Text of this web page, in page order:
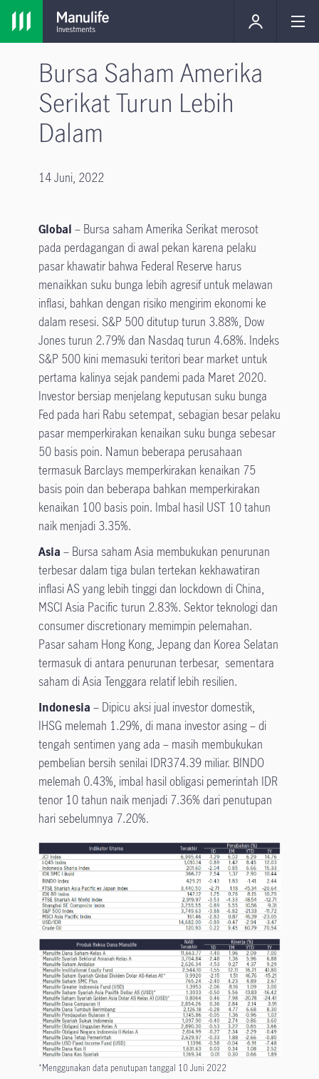
Bursa Saham Amerika
Serikat Turun Lebih
Dalam
14 Juni, 2022
Global – Bursa saham Amerika Serikat merosot
pada perdagangan di awal pekan karena pelaku
pasar khawatir bahwa Federal Reserve harus
menaikkan suku bunga lebih agresif untuk melawan
inflasi, bahkan dengan risiko mengirim ekonomi ke
dalam resesi. S&P 500 ditutup turun 3.88%, Dow
Jones turun 2.79% dan Nasdaq turun 4.68%. Indeks
S&P 500 kini memasuki teritori bear market untuk
pertama kalinya sejak pandemi pada Maret 2020.
Investor bersiap menjelang keputusan suku bunga
Fed pada hari Rabu setempat, sebagian besar pelaku
pasar memperkirakan kenaikan suku bunga sebesar
50 basis poin. Namun beberapa perusahaan
termasuk Barclays memperkirakan kenaikan 75
basis poin dan beberapa bahkan memperkirakan
kenaikan 100 basis poin. Imbal hasil UST 10 tahun
naik menjadi 3.35%.
Asia – Bursa saham Asia membukukan penurunan
terbesar dalam tiga bulan tertekan kekhawatiran
inflasi AS yang lebih tinggi dan lockdown di China,
MSCI Asia Pacific turun 2.83%. Sektor teknologi dan
consumer discretionary memimpin pelemahan.
Pasar saham Hong Kong, Jepang dan Korea Selatan
termasuk di antara penurunan terbesar, sementara
saham di Asia Tenggara relatif lebih resilien.
Indonesia – Dipicu aksi jual investor domestik,
IHSG melemah 1.29%, di mana investor asing – di
tengah sentimen yang ada – masih membukukan
pembelian bersih senilai IDR374.39 miliar. BINDO
melemah 0.43%, imbal hasil obligasi pemerintah IDR
tenor 10 tahun naik menjadi 7.36% dari penutupan
hari sebelumnya 7.20%.
*Menggunakan data penutupan tanggal 10 Juni 2022